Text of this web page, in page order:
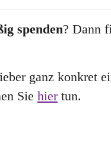
spenden? Dann
ganz konkret
Sie hiertun.